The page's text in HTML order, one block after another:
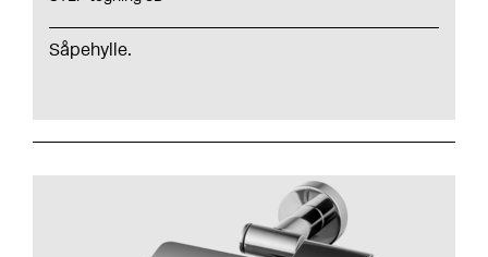
Såpehylle.